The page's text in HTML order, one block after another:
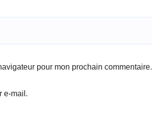
pour mon prochain commentaire.
e-mail.